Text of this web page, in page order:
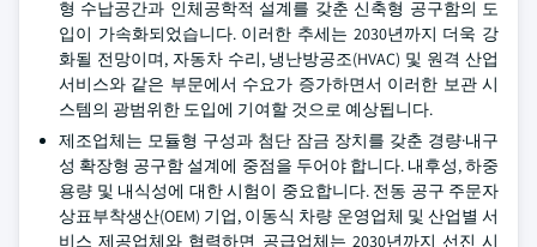
형 수납공간과 인체공학적 설계를 갖춘 신축형 공구함의 도
입이 가속화되었습니다. 이러한 추세는 2030년까지 더욱 강
화될 전망이며, 자동차 수리, 냉난방공조(HVAC) 및 원격 산업
서비스와 같은 부문에서 수요가 증가하면서 이러한 보관 시
스템의 광범위한 도입에 기여할 것으로 예상됩니다.
제조업체는 모듈형 구성과 첨단 잠금 장치를 갖춘 경량·내구
성 확장형 공구함 설계에 중점을 두어야 합니다. 내후성, 하중
용량 및 내식성에 대한 시험이 중요합니다. 전동 공구 주문자
상표부착생산(OEM) 기업, 이동식 차량 운영업체 및 산업별 서
비스 제공업체와 협력하면 공급업체는 2030년까지 선진 시